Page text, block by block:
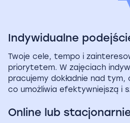
Indywidualne
Twoje cele, tempo i
priorytetem. W zajęciach
pracujemy dokładnie nad
co umożliwia efektywniejszą i
Online lub